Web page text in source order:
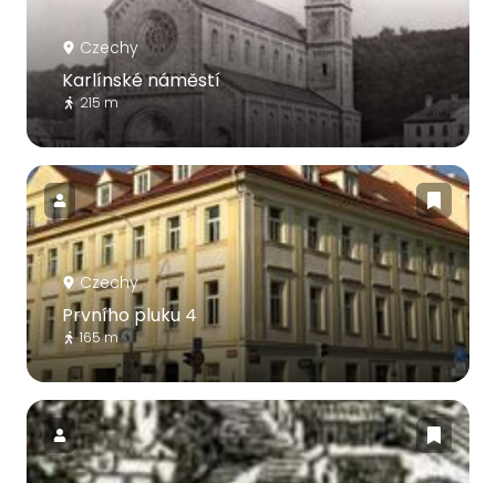
Czechy
Karlínské náměstí
215 m
Czechy
Prvního pluku 4
165 m